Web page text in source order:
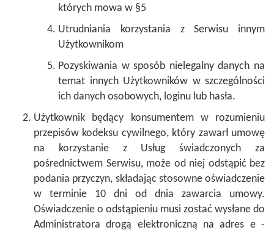
których mowa w §5
Utrudniania korzystania z Serwisu innym
Użytkownikom
Pozyskiwania w sposób nielegalny danych na
temat innych Użytkowników w szczególności
ich danych osobowych, loginu lub hasła.
Użytkownik będący konsumentem w rozumieniu
przepisów kodeksu cywilnego, który zawarł umowę
na korzystanie z Usług świadczonych za
pośrednictwem Serwisu, może od niej odstąpić bez
podania przyczyn, składając stosowne oświadczenie
w terminie 10 dni od dnia zawarcia umowy.
Oświadczenie o odstąpieniu musi zostać wysłane do
Administratora drogą elektroniczną na adres e -